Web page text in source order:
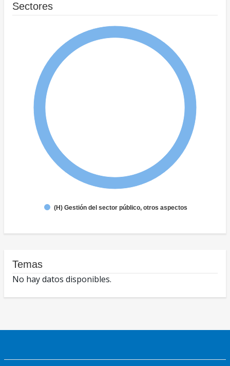
Sectores
(H) Gestión del sector público, otros aspectos
Temas
No hay datos disponibles.